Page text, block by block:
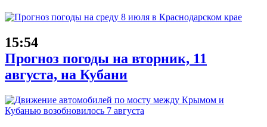
15:54
Прогноз погоды на вторник, 11
августа, на Кубани